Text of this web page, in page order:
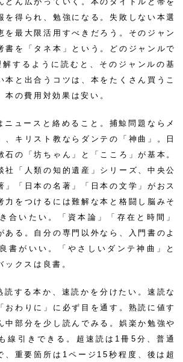
を得られ、勉強になる。失敗しない本選
を最大限活用すべきだろう。そのジャン
書を「タネ本」という。どのジャンルで
するように読むと、そのジャンルの基
本と出合うコツは、本をたくさん買うこ
本の費用対効果は安い。
ニュースと絡めること。捕鯨問題ならメ
、キリスト教ならダンテの「神曲」。日
石の「坊ちゃん」と「こころ」が基本。
社「人類の知的遺産」シリーズ、中央公
」「日本の名著」「日本の文学」がおス
力をつけるには難解な本と格闘し脳みそ
合いたい。「資本論」「存在と時間」
ある。自分の専門以外なら、入門書のよ
書がいい。「やさしいダンテ神曲」と
ックスは良書。
読する本か、速読かを分けたい。速読な
おわりに」に必ず目を通す。熟読に値す
中部分を少し読んでみる。娯楽か勉強や
線引きできる。超速読は1冊5分、普通
、重要箇所は1ページ15秒程度、後は超